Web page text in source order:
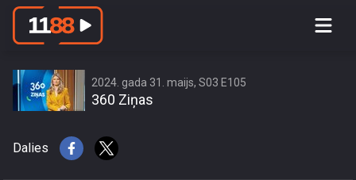
Mākslas akadēmijas studenti – Latvijā
modes bizness stagnē mazās
pirktspējas dēļ
2024. gada 31. maijs, S03 E105
360 Ziņas
Dalies